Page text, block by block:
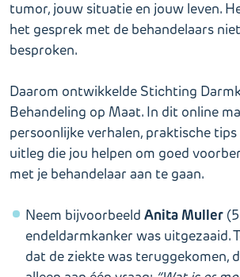
tumor, jouw situatie en jouw leven.
het gesprek met de behandelaars
besproken.
Daarom ontwikkelde Stichting
Behandeling op Maat. In dit online
persoonlijke verhalen, praktische
uitleg die jou helpen om goed
met je behandelaar aan te gaan.
Neem bijvoorbeeld Anita Muller
endeldarmkanker was uitgezaaid.
dat de ziekte was teruggekomen,